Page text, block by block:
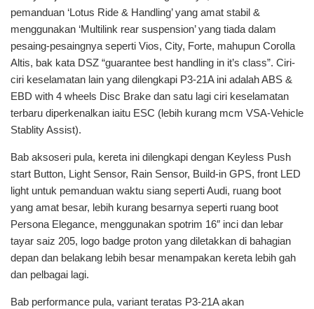
pemanduan ‘Lotus Ride & Handling’ yang amat stabil &
menggunakan ‘Multilink rear suspension’ yang tiada dalam
pesaing-pesaingnya seperti Vios, City, Forte, mahupun Corolla
Altis, bak kata DSZ “guarantee best handling in it’s class”. Ciri-
ciri keselamatan lain yang dilengkapi P3-21A ini adalah ABS &
EBD with 4 wheels Disc Brake dan satu lagi ciri keselamatan
terbaru diperkenalkan iaitu ESC (lebih kurang mcm VSA-Vehicle
Stablity Assist).
Bab aksoseri pula, kereta ini dilengkapi dengan Keyless Push
start Button, Light Sensor, Rain Sensor, Build-in GPS, front LED
light untuk pemanduan waktu siang seperti Audi, ruang boot
yang amat besar, lebih kurang besarnya seperti ruang boot
Persona Elegance, menggunakan spotrim 16″ inci dan lebar
tayar saiz 205, logo badge proton yang diletakkan di bahagian
depan dan belakang lebih besar menampakan kereta lebih gah
dan pelbagai lagi.
Bab performance pula, variant teratas P3-21A akan